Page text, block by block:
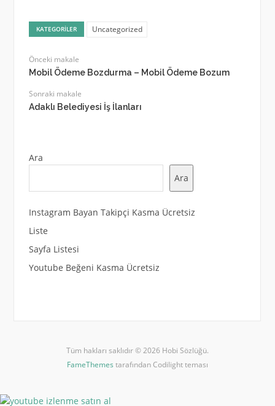
KATEGORILER Uncategorized
Önceki makale
Mobil Ödeme Bozdurma – Mobil Ödeme Bozum
Sonraki makale
Adaklı Belediyesi İş İlanları
Ara
Ara
Instagram Bayan Takipçi Kasma Ücretsiz
Liste
Sayfa Listesi
Youtube Beğeni Kasma Ücretsiz
Tüm hakları saklıdır © 2026 Hobi Sözlüğü.
FameThemes tarafından Codilight teması